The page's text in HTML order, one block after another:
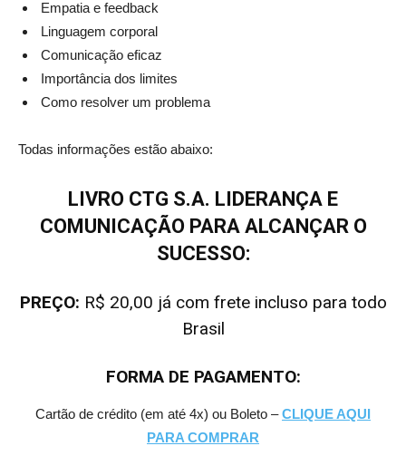
Empatia e feedback
Linguagem corporal
Comunicação eficaz
Importância dos limites
Como resolver um problema
Todas informações estão abaixo:
LIVRO CTG S.A. LIDERANÇA E
COMUNICAÇÃO PARA ALCANÇAR O
SUCESSO:
PREÇO: R$ 20,00 já com frete incluso para todo
Brasil
FORMA DE PAGAMENTO:
Cartão de crédito (em até 4x) ou Boleto –CLIQUE AQUI
PARA COMPRAR